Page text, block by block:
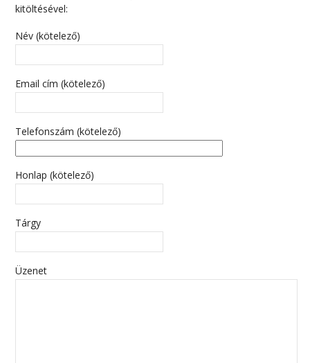
kitöltésével:
Név (kötelező)
Email cím (kötelező)
Telefonszám (kötelező)
Honlap (kötelező)
Tárgy
Üzenet